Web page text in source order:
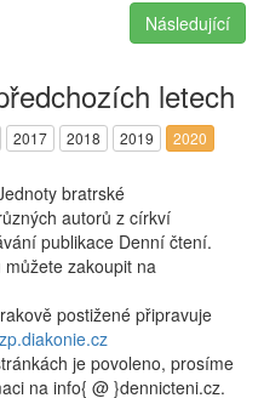
Následující
letech
2017 2018 2019
2020
bratrské
autorů z církví
publikace Denní čtení.
zakoupit na
postižené připravuje
je povoleno, prosíme
na info{ @ }dennicteni.cz.